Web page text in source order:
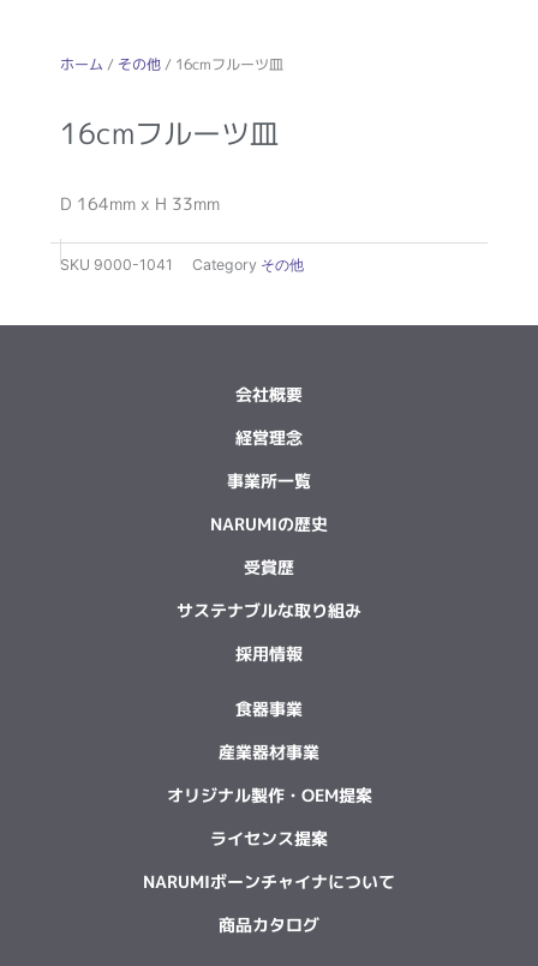
ホーム / その他/ 16cmフルーツ皿
16cmフルーツ皿
D 164mm x H 33mm
SKU 9000-1041 Category その他
会社概要
経営理念
事業所一覧
NARUMIの歴史
受賞歴
サステナブルな取り組み
採用情報
食器事業
産業器材事業
オリジナル製作・OEM提案
ライセンス提案
NARUMIボーンチャイナについて
商品カタログ